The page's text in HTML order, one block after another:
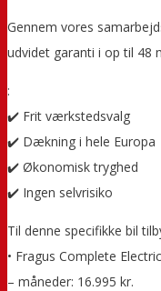
Gennem vores
udvidet garanti i op til 48
:
✔️ Frit værkstedsvalg
✔️ Dækning i hele Europa
✔️ Økonomisk tryghed
✔️ Ingen selvrisiko
Til denne specifikke bil
• Fragus Complete Electric
– måneder: 16.995 kr.